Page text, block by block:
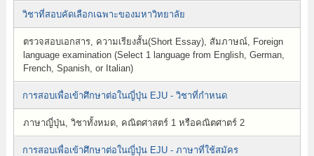
วิชาที่สอบคัดเลือกเฉพาะของมหาวิทยาลัย
ตรวจสอบเอกสาร, ความเรียงสั้น(Short Essay), สัมภาษณ์, Foreign
language examination (Select 1 language from English, German,
French, Spanish, or Italian)
การสอบเพื่อเข้าศึกษาต่อในญี่ปุ่น EJU - วิชาที่กำหนด
ภาษาญี่ปุ่น, วิชาทั้งหมด, คณิตศาสตร์ 1 หรือคณิตศาตร์ 2
การสอบเพื่อเข้าศึกษาต่อในญี่ปุ่น EJU - ภาษาที่ใช้สมัคร